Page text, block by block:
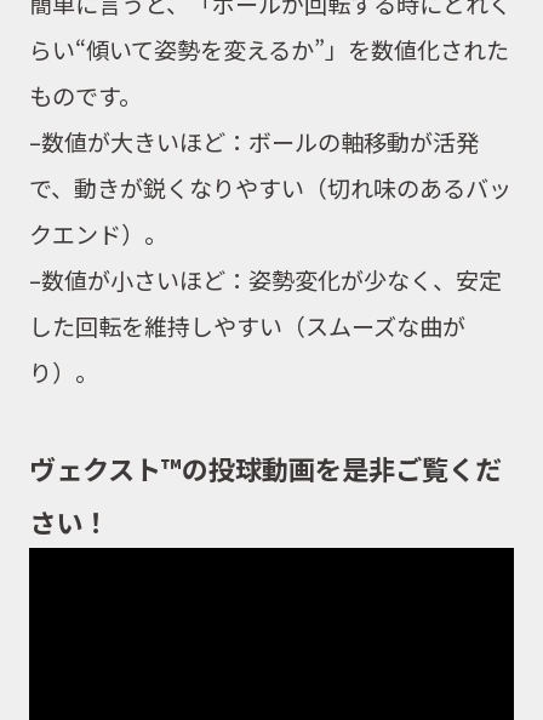
らい“傾いて姿勢を変えるか”」を数値化された
ものです。
–数値が大きいほど：ボールの軸移動が活発
で、動きが鋭くなりやすい（切れ味のあるバッ
クエンド）。
–数値が小さいほど：姿勢変化が少なく、安定
した回転を維持しやすい（スムーズな曲が
り）。
ヴェクスト™の投球動画を是非ご覧くだ
さい！